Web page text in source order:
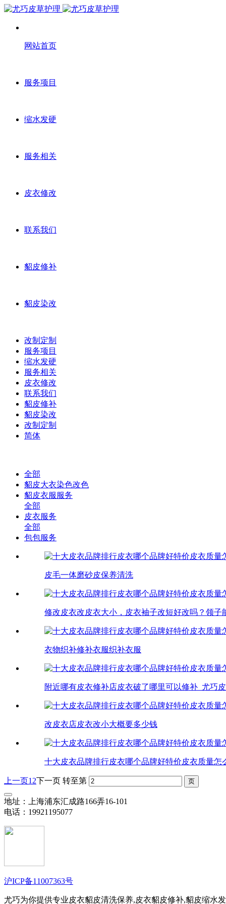
网站首页
服务项目
缩水发硬
服务相关
皮衣修改
联系我们
貂皮修补
貂皮染改
改制定制
服务项目
缩水发硬
服务相关
皮衣修改
联系我们
貂皮修补
貂皮染改
改制定制
简体
全部
貂皮大衣染色改色
貂皮衣服服务
全部
皮衣服务
全部
包包服务
皮毛一体磨砂皮保养清洗
修改皮衣改皮衣大小，皮衣袖子改短好改吗？领子
衣物织补修补衣服织补衣服
附近哪有皮衣修补店皮衣破了哪里可以修补_尤巧
改皮衣店皮衣改小大概要多少钱
十大皮衣品牌排行皮衣哪个品牌好特价皮衣质量怎
上一页1 2下一页 转至第
地址：上海浦东汇成路166弄16-101
电话：19921195077
沪ICP备11007363号
尤巧为你提供专业皮衣貂皮清洗保养,皮衣貂皮修补,貂皮缩水